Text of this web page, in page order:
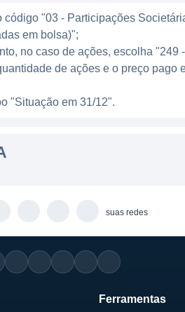
de inovações em
e eficácia de suas
positivos que possam
está em uma posição
de genes e o
compromisso com a
a eficácia de seus
"03 - Participações
em bolsa)";
no caso de ações, escolha "249
de ações e o preço pago
"Situação em 31/12".
suas redes
Ferramentas